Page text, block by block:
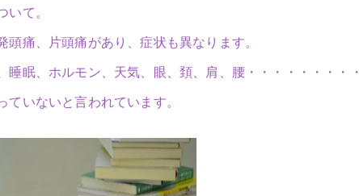
て。
痛、片頭痛があり、症状も異なります。
眠、ホルモン、天気、眼、頚、肩、腰・・・・・・・・・
いないと言われています。